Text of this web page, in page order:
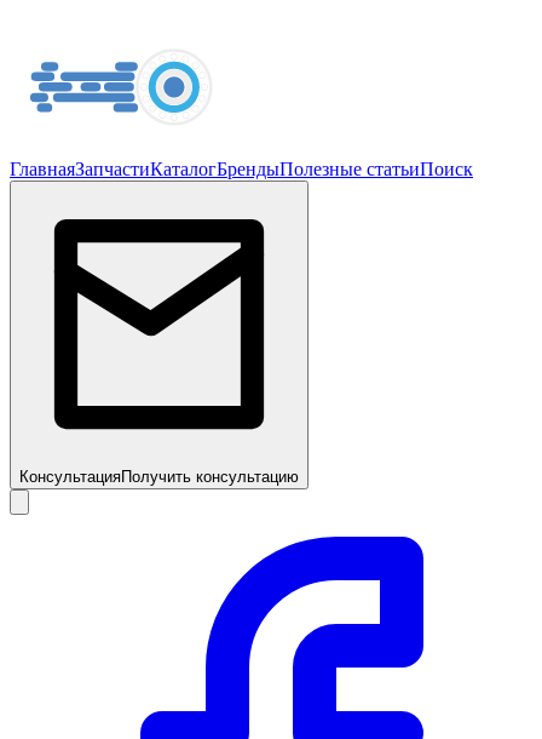
ГлавнаяЗапчастиКаталогБрендыПолезные статьиПоиск
КонсультацияПолучить консультацию